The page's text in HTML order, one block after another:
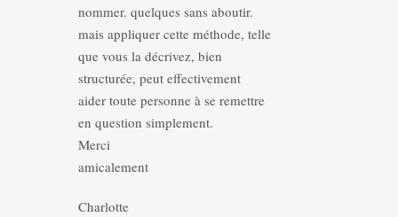
nommer. quelques sans aboutir.
mais appliquer cette méthode, telle
que vous la décrivez, bien
structurée, peut effectivement
aider toute personne à se remettre
en question simplement.
Merci
amicalement
Charlotte